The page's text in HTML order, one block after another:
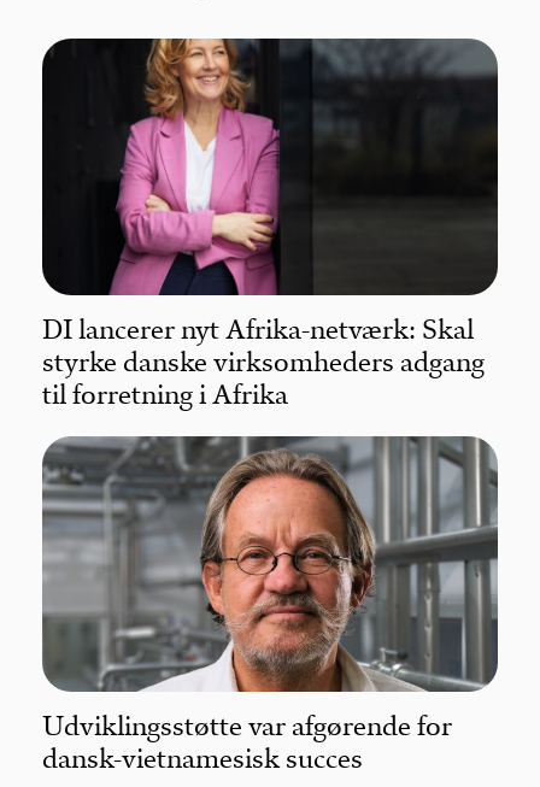
DI lancerer nyt Afrika-netværk: Skal
styrke danske virksomheders adgang
til forretning i Afrika
Udviklingsstøtte var afgørende for
dansk-vietnamesisk succes